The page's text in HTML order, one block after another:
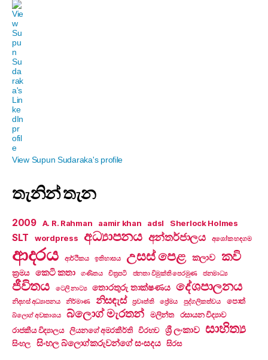
View Supun Sudaraka's profile
තැනින් තැන
2009 A. R. Rahman aamir khan adsl Sherlock Holmes
SLT wordpress අධ්‍යාපනය අන්තර්ජාලය අශෝක හඳගම
ආදරය ආර්ථිකය ඉතිහාසය උසස් පෙළ කලාව කවි
ක්‍රමය කෙටි කතා ගණිතය චිත්‍රපටි ජනතා විමුක්ති පෙරමුණ ජනමාධ්‍ය
ජීවිතය ටෙලි නාට්‍ය තොරතුරු තාක්ෂණය දේශපාලනය
නිදහස් අධ්‍යාපනය නිර්මාණ නිසඳැස් ප්‍රවෘත්ති ප්‍රේමය පුද්ගලිකත්වය පොත්
බ්ලොග් අවකාශය බ්ලොග් මැරතන් මලින්ත
රසායන විද්‍යාව
රාජකීය විද්‍යාලය
ලියනගේ අමරකීර්ති විරහව ශ්‍රී ලංකාව සාහිත්‍ය
සිංහල සිංහල බ්ලොග්කරුවන්ගේ සංසදය සිරස